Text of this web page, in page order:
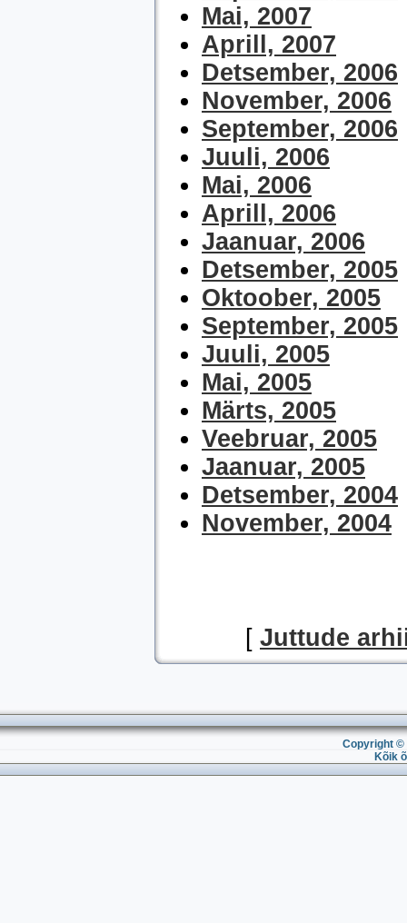
Mai, 2007
Aprill, 2007
Detsember, 2006
November, 2006
September, 2006
Juuli, 2006
Mai, 2006
Aprill, 2006
Jaanuar, 2006
Detsember, 2005
Oktoober, 2005
September, 2005
Juuli, 2005
Mai, 2005
Märts, 2005
Veebruar, 2005
Jaanuar, 2005
Detsember, 2004
November, 2004
[ Juttude
Copyright ©
Kõik